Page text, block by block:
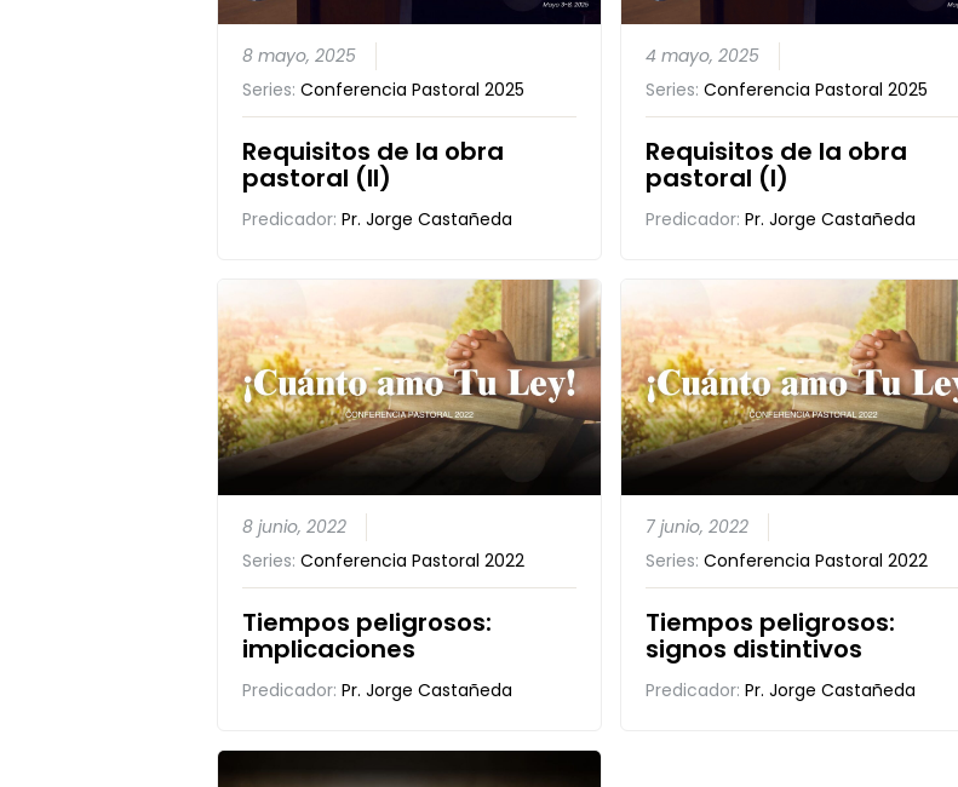
8 mayo, 2025
Series: Conferencia Pastoral 2025
Requisitos de la obra
pastoral (II)
Predicador: Pr. Jorge Castañeda
4 mayo, 2025
Series:Conferencia Pastoral 2025
Requisitos de la obra
pastoral (I)
Predicador:Pr. Jorge Castañeda
8 junio, 2022
Series: Conferencia Pastoral 2022
Tiempos peligrosos:
implicaciones
Predicador: Pr. Jorge Castañeda
7 junio, 2022
Series:Conferencia Pastoral 2022
Tiempos peligrosos:
signos distintivos
Predicador:Pr. Jorge Castañeda